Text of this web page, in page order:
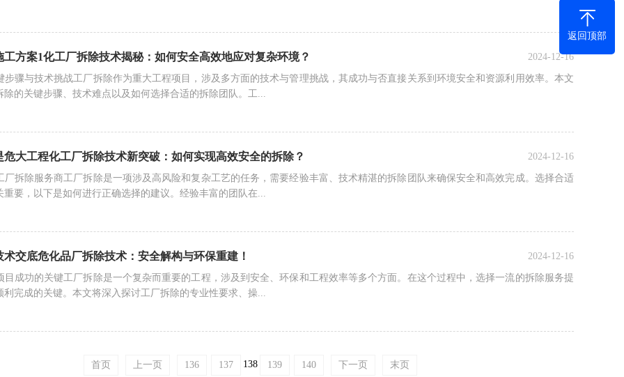
2024-12-16
工方案1化工厂拆除技术揭秘：如何安全高效地应对复杂环境？
步骤与技术挑战工厂拆除作为重大工程项目，涉及多方面的技术与管理挑战，其成功与否直接关系到环境安全和资源利用效率。本文
除的关键步骤、技术难点以及如何选择合适的拆除团队。工...
2024-12-16
危大工程化工厂拆除技术新突破：如何实现高效安全的拆除？
厂拆除服务商工厂拆除是一项涉及高风险和复杂工艺的任务，需要经验丰富、技术精湛的拆除团队来确保安全和高效完成。选择合适
重要，以下是如何进行正确选择的建议。经验丰富的团队在...
2024-12-16
交底危化品厂拆除技术：安全解构与环保重建！
目成功的关键工厂拆除是一个复杂而重要的工程，涉及到安全、环保和工程效率等多个方面。在这个过程中，选择一流的拆除服务提
利完成的关键。本文将深入探讨工厂拆除的专业性要求、操...
首页 上一页 136 137 138 139 140 下一页 末页
返回顶部